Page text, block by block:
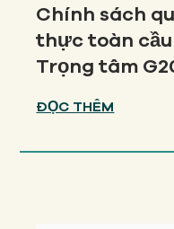
Chính sách
thực toàn
Trọng tâm
ĐỌC THÊM